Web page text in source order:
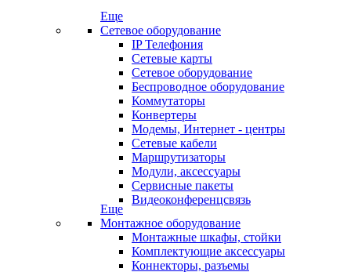
Еще
Сетевое оборудование
IP Телефония
Сетевые карты
Сетевое оборудование
Беспроводное оборудование
Коммутаторы
Конвертеры
Модемы, Интернет - центры
Сетевые кабели
Маршрутизаторы
Модули, аксессуары
Сервисные пакеты
Видеоконференцсвязь
Еще
Монтажное оборудование
Монтажные шкафы, стойки
Комплектующие аксессуары
Коннекторы, разъемы